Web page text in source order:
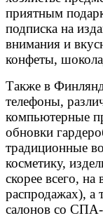
приятным
подписка на
внимания и
конфеты,
Также в
телефоны,
компьютерные
обновки
традиционные
косметику,
скорее всего,
распродажах), а
салонов со